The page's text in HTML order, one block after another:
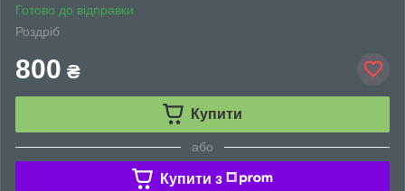
Готово до відправки
Роздріб
800 ₴
Купити
або
Купити з